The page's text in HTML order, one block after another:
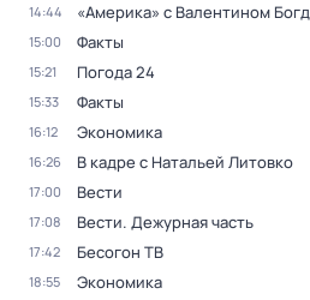
14:44 «Америка» с Валентином
15:00 Факты
15:21 Погода 24
15:33 Факты
16:12 Экономика
16:26 В кадре с Натальей Литовко
17:00 Вести
17:08 Вести. Дежурная часть
17:42 Бесогон ТВ
18:55 Экономика